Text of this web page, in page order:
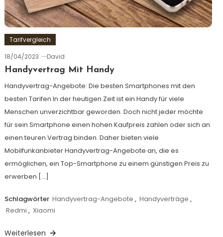
Tarifvergleich
18/04/2023
David
Handyvertrag Mit Handy
Handyvertrag-Angebote: Die besten Smartphones mit den
besten Tarifen In der heutigen Zeit ist ein Handy für viele
Menschen unverzichtbar geworden. Doch nicht jeder möchte
für sein Smartphone einen hohen Kaufpreis zahlen oder sich an
einen teuren Vertrag binden. Daher bieten viele
Mobilfunkanbieter Handyvertrag-Angebote an, die es
ermöglichen, ein Top-Smartphone zu einem günstigen Preis zu
erwerben […]
Schlagwörter Handyvertrag-Angebote , Handyverträge ,
Redmi , Xiaomi
Weiterlesen